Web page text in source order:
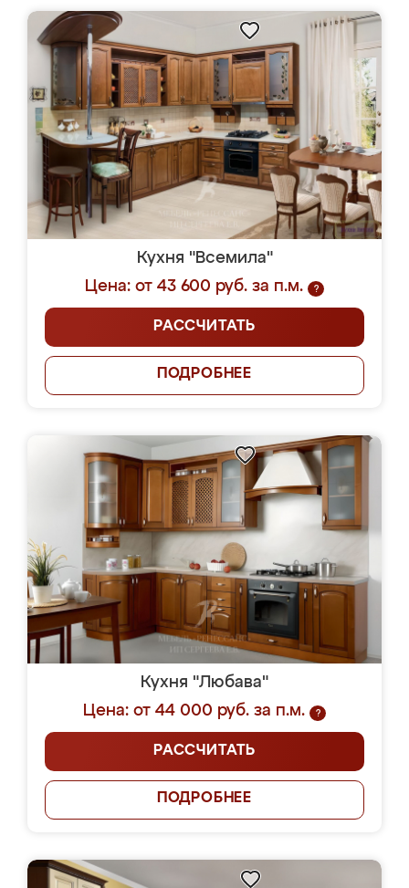
Кухня "Всемила"
Цена: от 43 600 руб. за п.м.
?
РАССЧИТАТЬ
ПОДРОБНЕЕ
Кухня "Любава"
Цена: от 44 000 руб. за п.м.
?
РАССЧИТАТЬ
ПОДРОБНЕЕ